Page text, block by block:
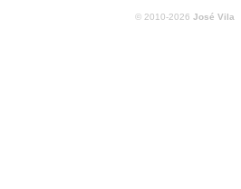
© 2010-2026 José Vila